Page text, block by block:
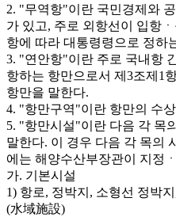
2. "무역항"이란 국민경제와
가 있고, 주로 외항선이 입항
항에 따라 대통령령으로 정하
3. "연안항"이란 주로 국내항
항하는 항만으로서 제3조제1
항만을 말한다.
4. "항만구역"이란 항만의 수
5. "항만시설"이란 다음 각 목
말한다. 이 경우 다음 각 목의
에는 해양수산부장관이 지정
가. 기본시설
1) 항로, 정박지, 소형선 정박
(水域施設)